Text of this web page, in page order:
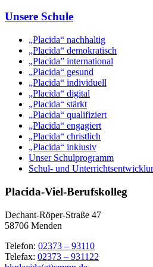
Unsere Schule
„Placida“ nachhaltig
„Placida“ demokratisch
„Placida” international
„Placida“ gesund
„Placida“ individuell
„Placida“ digital
„Placida“ stärkt
„Placida“ qualifiziert
„Placida“ engagiert
„Placida“ christlich
„Placida“ inklusiv
Unser Schulprogramm
Schul- und
Placida-Viel-Berufskolleg
Dechant-Röper-Straße 47
58706 Menden
Telefon: 02373 – 93110
Telefax: 02373 – 931122